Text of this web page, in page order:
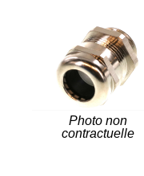
Photo non
contractuelle